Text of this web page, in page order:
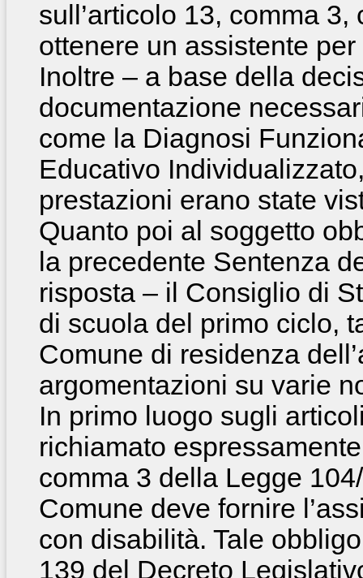
sull’articolo 13, comma
ottenere un assistente
Inoltre – a base della
documentazione
come la Diagnosi
Educativo
prestazioni erano state
Quanto poi al soggetto
la precedente Sentenza
risposta – il Consiglio di
di scuola del primo ciclo,
Comune di residenza
argomentazioni su varie
In primo luogo sugli
richiamato
comma 3 della Legge
Comune deve fornire
con disabilità. Tale
139 del Decreto